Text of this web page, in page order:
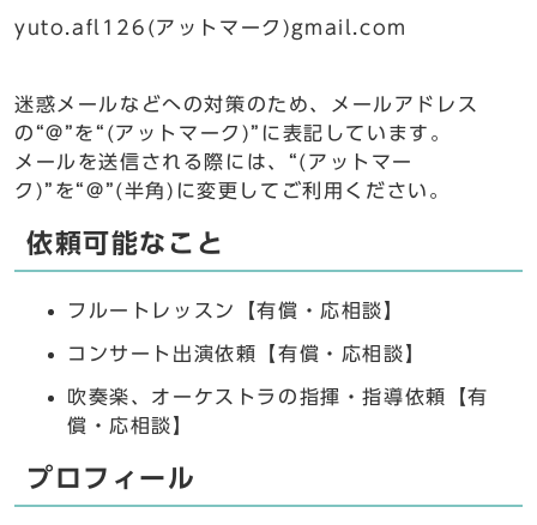
yuto.afl126(アットマーク)gmail.com
迷惑メールなどへの対策のため、メールアドレス
の“@”を“(アットマーク)”に表記しています。
メールを送信される際には、“(アットマー
ク)”を“@”(半角)に変更してご利用ください。
依頼可能なこと
フルートレッスン【有償・応相談】
コンサート出演依頼【有償・応相談】
吹奏楽、オーケストラの指揮・指導依頼【有
償・応相談】
プロフィール